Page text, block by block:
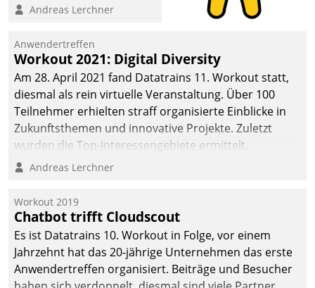
Teilnehmer kurzweilige
Cloud-Strategien und -
Lösungen mit hohem
Zukunftspotenzial.
Andreas Lerchner
Anwendertreffen
Workout 2021: Digital Diversity
Am 28. April 2021 fand Datatrains 11. Workout statt,
diesmal als rein virtuelle Veranstaltung. Über 100
Teilnehmer erhielten straff organisierte Einblicke in
Zukunftsthemen und innovative Projekte. Zuletzt
wurden die Top-Interessengebiete ermittelt.
Andreas Lerchner
Workout 2019
Chatbot trifft Cloudscout
Es ist Datatrains 10. Workout in Folge, vor einem
Jahrzehnt hat das 20-jährige Unternehmen das erste
Anwendertreffen organisiert. Beiträge und Besucher